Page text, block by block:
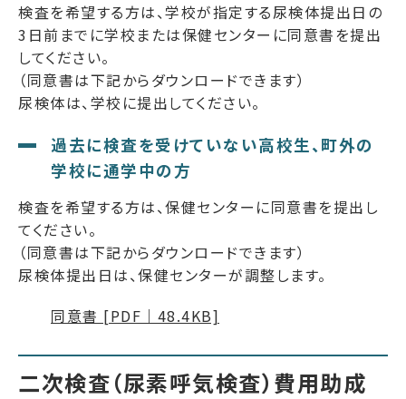
検査を希望する方は、学校が指定する尿検体提出日の
3日前までに学校または保健センターに同意書を提出
してください。
（同意書は下記からダウンロードできます）
尿検体は、学校に提出してください。
過去に検査を受けていない高校生、町外の
学校に通学中の方
検査を希望する方は、保健センターに同意書を提出し
てください。
（同意書は下記からダウンロードできます）
尿検体提出日は、保健センターが調整します。
同意書 [PDF｜48.4KB]
二次検査（尿素呼気検査）費用助成